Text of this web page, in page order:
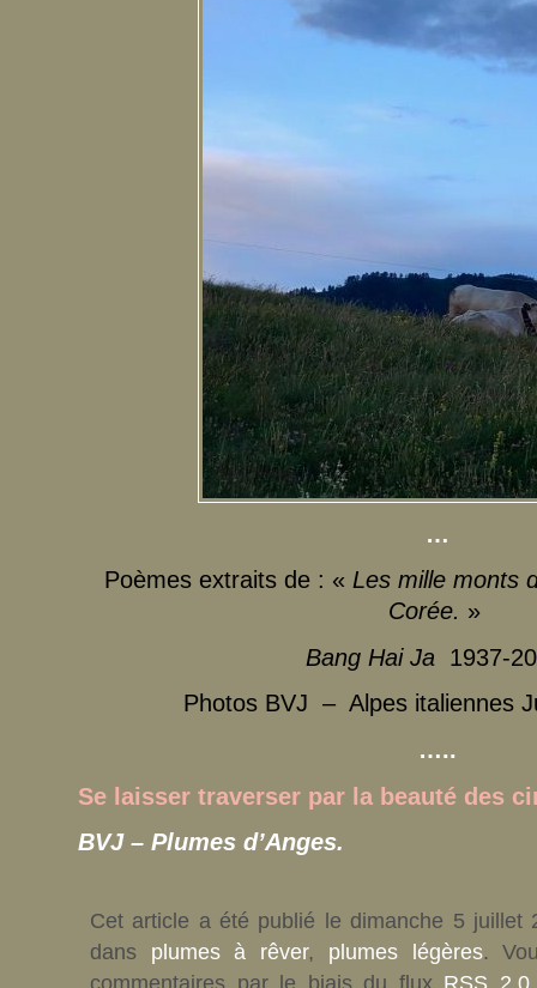
…
Poèmes extraits de : « Les mille monts
Corée. »
Bang Hai Ja 1937-
Photos BVJ – Alpes italiennes
…..
Se laisser traverser par la beauté des
BVJ – Plumes d’Anges.
Cet article a été publié le dimanche 5 juillet
dans plumes à rêver, plumes légères.
commentaires par le biais du flux RSS 2.0